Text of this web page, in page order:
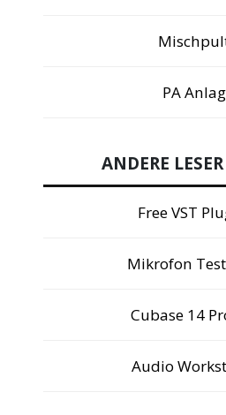
PA
ANDERE
Free VST
Mikrofon
Cubase 14
Audio